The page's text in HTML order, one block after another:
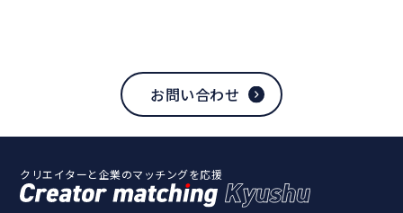
お問い合わせ
クリエイターと企業のマッチングを応援